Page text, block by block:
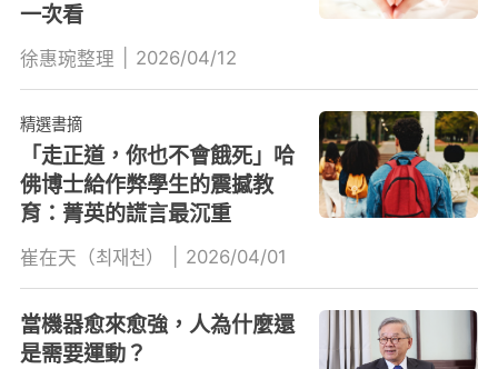
一次看
徐惠琬整理 2026/04/12
精選書摘
「走正道，你也不會餓死」哈
佛博士給作弊學生的震撼教
育：菁英的謊言最沉重
崔在天（최재천） 2026/04/01
當機器愈來愈強，人為什麼還
是需要運動？